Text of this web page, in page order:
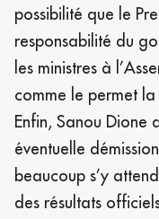
possibilité que le
responsabilité du
les ministres à
comme le permet
Enfin, Sanou Dione
éventuelle
beaucoup s’y
des résultats